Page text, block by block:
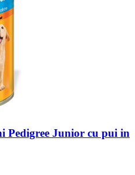
Pedigree Junior cu pui in